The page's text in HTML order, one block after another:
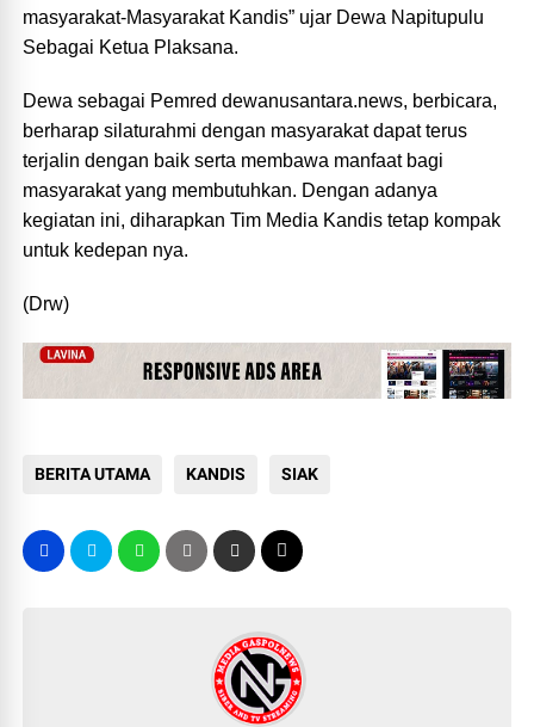
masyarakat-Masyarakat Kandis” ujar Dewa Napitupulu
Sebagai Ketua Plaksana.
Dewa sebagai Pemred dewanusantara.news, berbicara,
berharap silaturahmi dengan masyarakat dapat terus
terjalin dengan baik serta membawa manfaat bagi
masyarakat yang membutuhkan. Dengan adanya
kegiatan ini, diharapkan Tim Media Kandis tetap kompak
untuk kedepan nya.
(Drw)
BERITA UTAMA KANDIS SIAK